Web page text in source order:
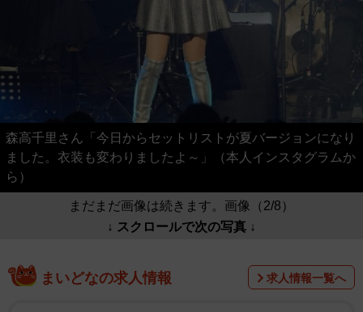
森高千里さん「今日からセットリストが夏バージョンになり
ました。衣装も変わりましたよ～」（本人インスタグラムか
ら）
まだまだ画像は続きます。画像（2/8）
↓ スクロールで次の写真 ↓
まいどなの求人情報 求人情報一覧へ